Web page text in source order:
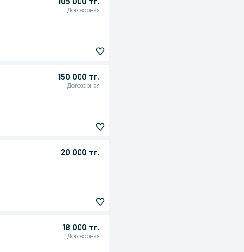
105 000 тг.
Договорная
150 000 тг.
Договорная
20 000 тг.
18 000 тг.
Договорная